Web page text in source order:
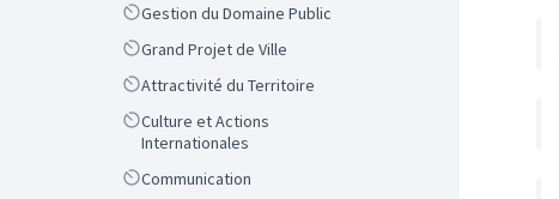
ScopeGestion du Domaine Public
ScopeGrand Projet de Ville
ScopeAttractivité du Territoire
Scope
Culture et Actions
Internationales
ScopeCommunication